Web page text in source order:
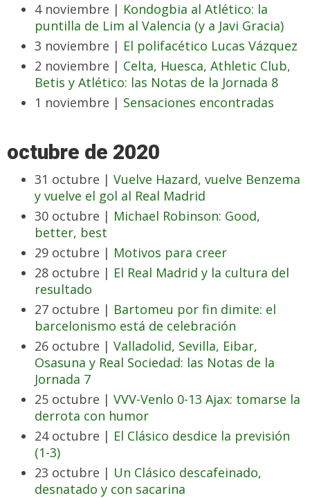
4 noviembre | Kondogbia al Atlético: la
puntilla de Lim al Valencia (y a Javi Gracia)
3 noviembre | El polifacético Lucas Vázquez
2 noviembre | Celta, Huesca, Athletic Club,
Betis y Atlético: las Notas de la Jornada 8
1 noviembre | Sensaciones encontradas
octubre de 2020
31 octubre | Vuelve Hazard, vuelve Benzema
y vuelve el gol al Real Madrid
30 octubre | Michael Robinson: Good,
better, best
29 octubre | Motivos para creer
28 octubre | El Real Madrid y la cultura del
resultado
27 octubre | Bartomeu por fin dimite: el
barcelonismo está de celebración
26 octubre | Valladolid, Sevilla, Eibar,
Osasuna y Real Sociedad: las Notas de la
Jornada 7
25 octubre | VVV-Venlo 0-13 Ajax: tomarse la
derrota con humor
24 octubre | El Clásico desdice la previsión
(1-3)
23 octubre | Un Clásico descafeinado,
desnatado y con sacarina